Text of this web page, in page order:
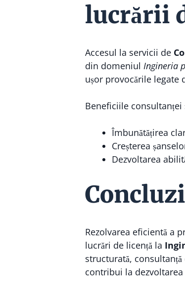
lucrării
Accesul la servicii de
din domeniul Ingineria
ușor provocările legate
Beneficiile
Îmbunătățirea
Creșterea
Dezvoltarea
Rezolvarea eficientă a
lucrări de licență la
structurată,
contribui la